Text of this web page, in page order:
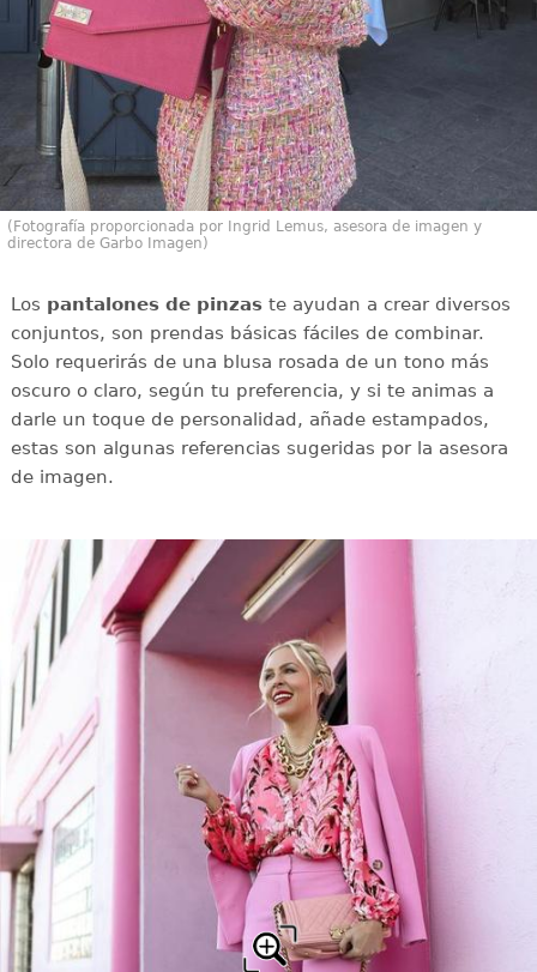
(Fotografía proporcionada por Ingrid Lemus, asesora de imagen y
directora de Garbo Imagen)
Los pantalones de pinzaste ayudan a crear diversos
conjuntos, son prendas básicas fáciles de combinar.
Solo requerirás de una blusa rosada de un tono más
oscuro o claro, según tu preferencia, y si te animas a
darle un toque de personalidad, añade estampados,
estas son algunas referencias sugeridas por la asesora
de imagen.